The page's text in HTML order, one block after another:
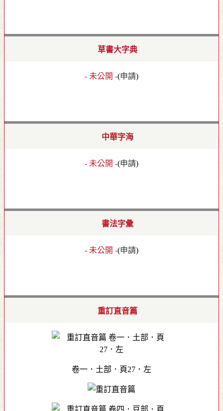
草書大字典
- 未公開 -(申請)
中華字海
- 未公開 -(申請)
書法字彙
- 未公開 -(申請)
重訂直音篇
卷一．土部．頁27．左